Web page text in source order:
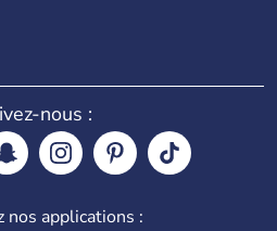
nous :
nos applications :